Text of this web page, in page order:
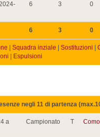
6 3 0
6 3 0
Squadra inziale Sostituzioni
Espulsioni
negli 11 di partenza
a
Campionato T Como